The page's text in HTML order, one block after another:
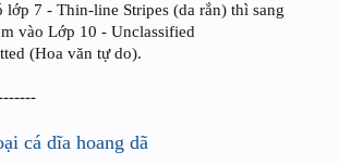
lớp 7 - Thin-line Stripes (da rắn) thì sang
vào Lớp 10 - Unclassified
(Hoa văn tự do).
cá dĩa hoang dã